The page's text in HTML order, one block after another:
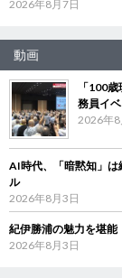
2026年8月7日
動画
「100
務員イ
2026年8
AI時代、「暗黙知」
ル
2026年8月3日
紀伊勝浦の魅力を堪
2026年8月3日